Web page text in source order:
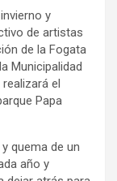
y
de artistas
de la Fogata
Municipalidad
el
Papa
quema de un
año y